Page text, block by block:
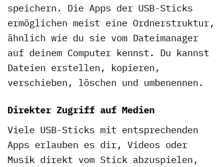
speichern. Die Apps der USB-Sticks
ermöglichen meist eine Ordnerstruktur,
ähnlich wie du sie vom Dateimanager
auf deinem Computer kennst. Du kannst
Dateien erstellen, kopieren,
verschieben, löschen und umbenennen.
Direkter Zugriff auf Medien
Viele USB-Sticks mit entsprechenden
Apps erlauben es dir, Videos oder
Musik direkt vom Stick abzuspielen,